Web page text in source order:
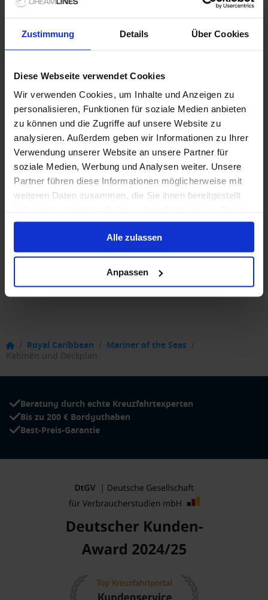
Zustimmung Details Über Cookies
Diese Webseite verwendet Cookies
Wir verwenden Cookies, um Inhalte und Anzeigen zu
personalisieren, Funktionen für soziale Medien anbieten
zu können und die Zugriffe auf unsere Website zu
analysieren. Außerdem geben wir Informationen zu Ihrer
Verwendung unserer Website an unsere Partner für
soziale Medien, Werbung und Analysen weiter. Unsere
Partner führen diese Informationen möglicherweise mit
weiteren Daten zusammen, die Sie ihnen bereitgestellt
gesammelt haben.
Alle zulassen
Anpassen
/ Royal Caribbean / Mariner of the Seas /
Kabinen und Deckplan
Beratung durch echte Kreuzfahrtexperten
Bis zu 200 € Bordguthaben
Best-Preis-Garantie